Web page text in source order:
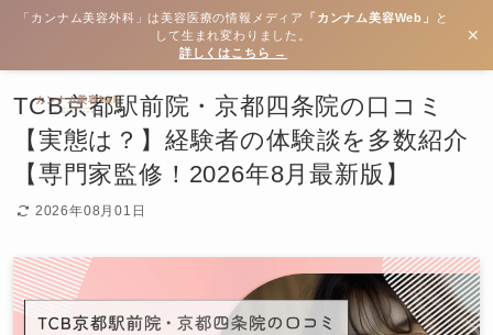
「カンナム美容外科」は美容医療の情報メディア 「カンナム美容Web」
と
して生まれ変わりました。
詳しくはこちら →
✕
TCB京都駅前院・京都四条院の口コミ
【実態は？】経験者の体験談を多数紹介
【専門家監修！2026年8月最新版】
2026年08月01日